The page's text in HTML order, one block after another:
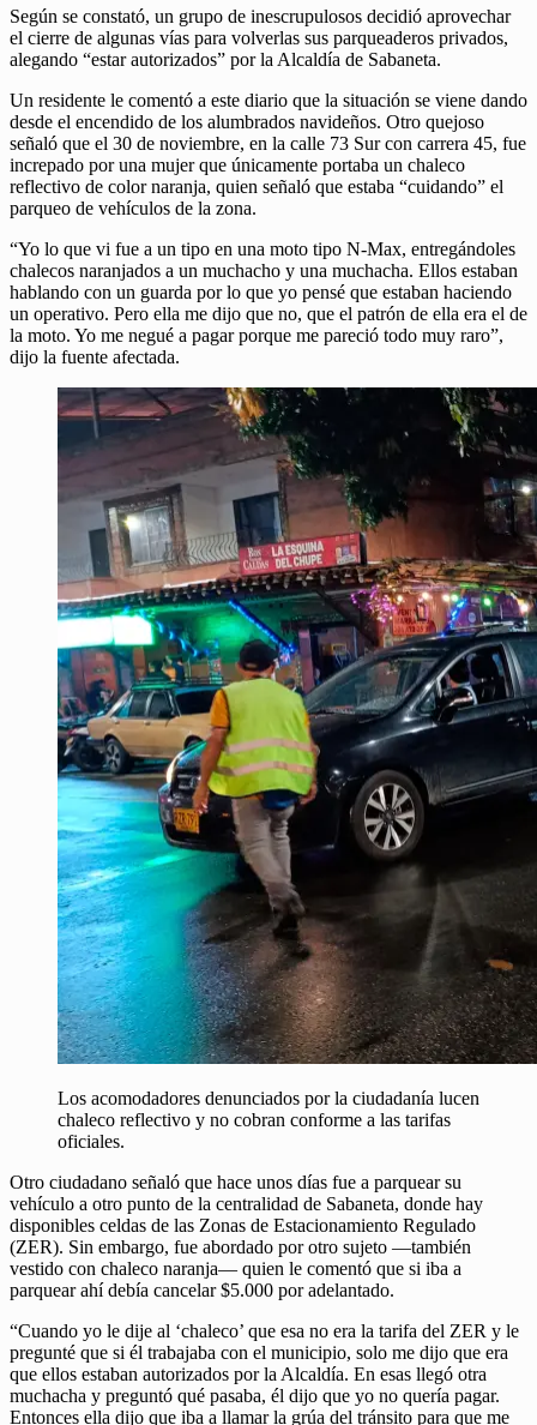
Según se constató, un grupo de inescrupulosos decidió aprovechar
el cierre de algunas vías para volverlas sus parqueaderos privados,
alegando “estar autorizados” por la Alcaldía de Sabaneta.
Un residente le comentó a este diario que la situación se viene dando
desde el encendido de los alumbrados navideños. Otro quejoso
señaló que el 30 de noviembre, en la calle 73 Sur con carrera 45, fue
increpado por una mujer que únicamente portaba un chaleco
reflectivo de color naranja, quien señaló que estaba “cuidando” el
parqueo de vehículos de la zona.
“Yo lo que vi fue a un tipo en una moto tipo N-Max, entregándoles
chalecos naranjados a un muchacho y una muchacha. Ellos estaban
hablando con un guarda por lo que yo pensé que estaban haciendo
un operativo. Pero ella me dijo que no, que el patrón de ella era el de
la moto. Yo me negué a pagar porque me pareció todo muy raro”,
dijo la fuente afectada.
Los acomodadores denunciados por la ciudadanía lucen
chaleco reflectivo y no cobran conforme a las tarifas
oficiales.
Otro ciudadano señaló que hace unos días fue a parquear su
vehículo a otro punto de la centralidad de Sabaneta, donde hay
disponibles celdas de las Zonas de Estacionamiento Regulado
(ZER). Sin embargo, fue abordado por otro sujeto —también
vestido con chaleco naranja— quien le comentó que si iba a
parquear ahí debía cancelar $5.000 por adelantado.
“Cuando yo le dije al ‘chaleco’ que esa no era la tarifa del ZER y le
pregunté que si él trabajaba con el municipio, solo me dijo que era
que ellos estaban autorizados por la Alcaldía. En esas llegó otra
muchacha y preguntó qué pasaba, él dijo que yo no quería pagar.
Entonces ella dijo que iba a llamar la grúa del tránsito para que me